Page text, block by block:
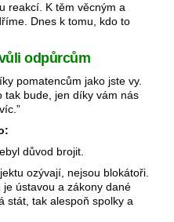
reakcí. K těm věcným a
Dnes k tomu, kdo to
odpůrcům
pomatencům jako jste vy.
tak bude, jen díky vám nás
důvod brojit.
ozývají, nejsou blokátoři.
ústavou a zákony dané
stát, tak alespoň spolky a